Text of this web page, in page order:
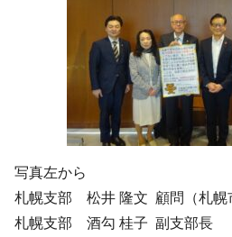
写真左から
札幌支部 松井 隆文 顧問（札幌
札幌支部 酒勾 桂子 副支部長